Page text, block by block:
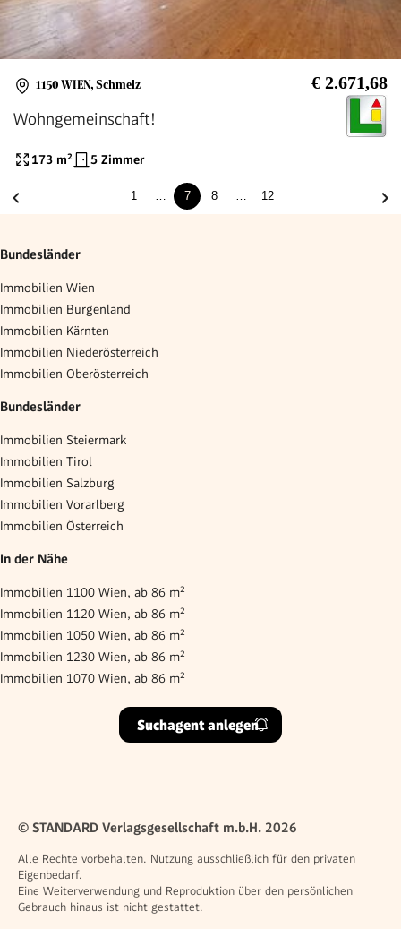
1150 WIEN, Schmelz € 2.671,68
Wohngemeinschaft!
173 m² 5 Zimmer
1 … 7 8 … 12
Bundesländer
Immobilien Wien
Immobilien Burgenland
Immobilien Kärnten
Immobilien Niederösterreich
Immobilien Oberösterreich
Bundesländer
Immobilien Steiermark
Immobilien Tirol
Immobilien Salzburg
Immobilien Vorarlberg
Immobilien Österreich
In der Nähe
Immobilien 1100 Wien, ab 86 m²
Immobilien 1120 Wien, ab 86 m²
Immobilien 1050 Wien, ab 86 m²
Immobilien 1230 Wien, ab 86 m²
Immobilien 1070 Wien, ab 86 m²
Suchagent anlegen
© STANDARD Verlagsgesellschaft m.b.H. 2026
Alle Rechte vorbehalten. Nutzung ausschließlich für den privaten
Eigenbedarf.
Eine Weiterverwendung und Reproduktion über den persönlichen
Gebrauch hinaus ist nicht gestattet.